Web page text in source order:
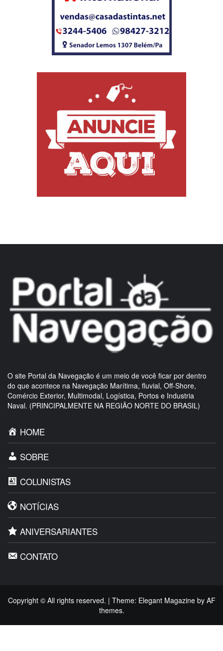
O site Portal da Navegação é um meio de você ficar por dentro
do que acontece na Navegação Marítima, fluvial, Off-Shore,
Comércio Exterior, Multimodal, Logística, Portos e Industria
Naval. (PRINCIPALMENTE NA REGIÃO NORTE DO BRASIL)
HOME
SOBRE
COLUNISTAS
NOTÍCIAS
ANIVERSARIANTES
CONTATO
Copyright © All rights reserved. | Theme: Elegant Magazineby AF
themes.